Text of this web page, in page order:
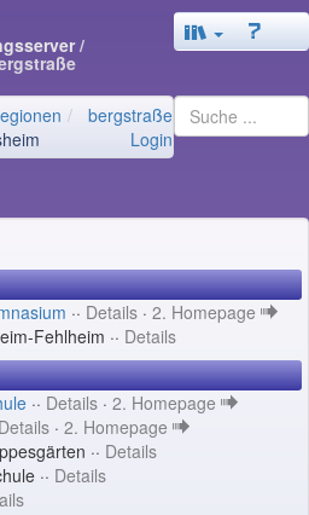
/
bergstraße
Login
·· Details · 2. Homepage
Fehlheim ·· Details
·· Details · 2. Homepage
Details · 2. Homepage
·· Details
·· Details